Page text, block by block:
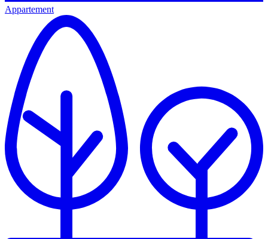
Appartement